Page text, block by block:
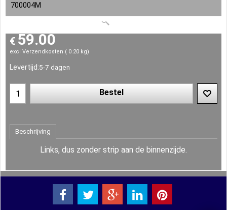
700004M
€59.00
excl Verzendkosten 0.20 kg
Levertijd:5-7 dagen
Bestel
Beschrijving
Links, dus zonder strip aan de binnenzijde.